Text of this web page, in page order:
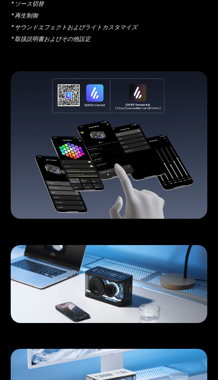
* ソース切替
* 再生制御
* サウンドエフェクトおよびライトカスタマイズ
* 取扱説明書およびその他設定